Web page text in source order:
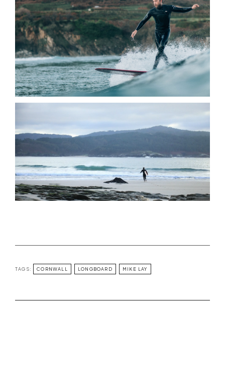
TAGS: CORNWALL LONGBOARD MIKE LAY